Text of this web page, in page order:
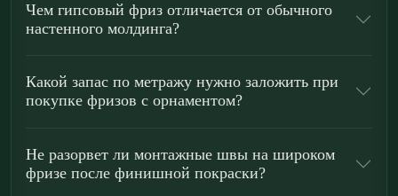
интерьерах. Элемент работает как архитектурная
собирать фризовый пояс под карнизом, визуально
«поднимать» потолок, разделять фактуры (краска/
может выступать как широкиймолдингс ярким
рельефом. Повторяемость рисунка (
Чем гипсовый фриз отличается от обычного
настенного молдинга?
Какой запас по метражу нужно заложить при
покупке фризов с орнаментом?
Не разорвет ли монтажные швы на широком
фризе после финишной покраски?